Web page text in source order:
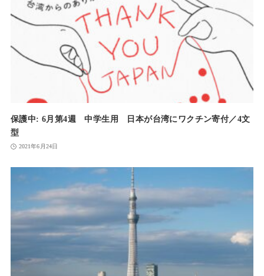
保護中: 6月第4週 中学生用 日本が台湾にワクチン寄付／4文
型
2021年6月24日